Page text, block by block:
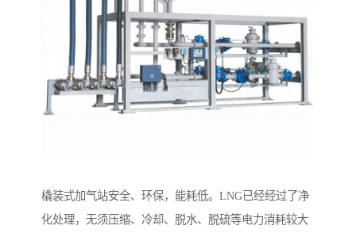
橇装式加气站安全、环保，能耗低。LNG已经经过了净
化处理，无须压缩、冷却、脱水、脱硫等电力消耗较大